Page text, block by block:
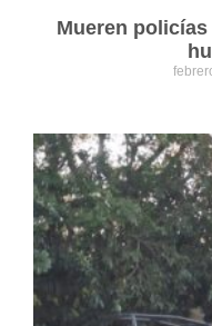
Mueren